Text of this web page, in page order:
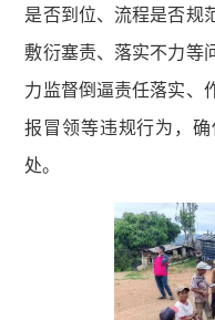
是否到位、流程是否规
敷衍塞责、落实不力等
力监督倒逼责任落实、
报冒领等违规行为，
处。